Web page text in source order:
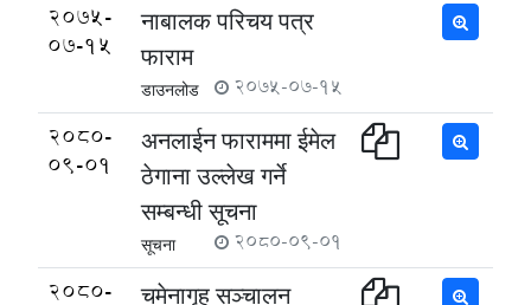
2075-
07-15
नाबालक परिचय पत्र
फाराम
डाउनलोड 2075-07-15
2080-
09-01
अनलाईन फाराममा ईमेल
ठेगाना उल्लेख गर्ने
सम्बन्धी सूचना
सूचना 2080-09-01
2080-
चमेनागृह सञ्चालन